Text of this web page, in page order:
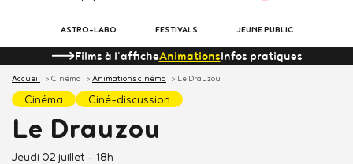
ASTRO-LABO FESTIVALS JEUNE PUBLIC
Films à l'afficheAnimationsInfos pratiques
Accueil Cinéma Animations cinéma Le Drauzou
cinéma ciné-discussion
Le Drauzou
Jeudi 02 juillet - 18h